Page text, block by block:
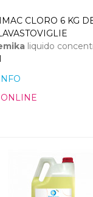
CLORO 6 KG
liquido